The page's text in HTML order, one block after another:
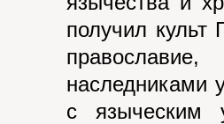
получил культ
наследниками
с языческим